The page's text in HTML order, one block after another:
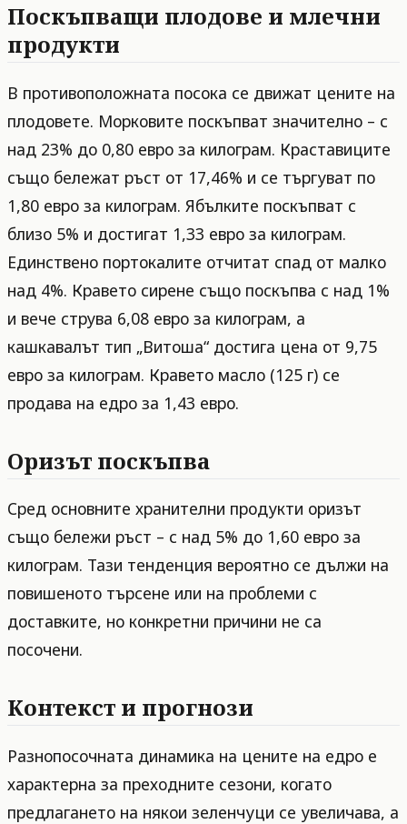
Поскъпващи плодове и млечни
продукти
В противоположната посока се движат цените на
плодовете. Морковите поскъпват значително – с
над 23% до 0,80 евро за килограм. Краставиците
също бележат ръст от 17,46% и се търгуват по
1,80 евро за килограм. Ябълките поскъпват с
близо 5% и достигат 1,33 евро за килограм.
Единствено портокалите отчитат спад от малко
над 4%. Кравето сирене също поскъпва с над 1%
и вече струва 6,08 евро за килограм, а
кашкавалът тип „Витоша“ достига цена от 9,75
евро за килограм. Кравето масло (125 г) се
продава на едро за 1,43 евро.
Оризът поскъпва
Сред основните хранителни продукти оризът
също бележи ръст – с над 5% до 1,60 евро за
килограм. Тази тенденция вероятно се дължи на
повишеното търсене или на проблеми с
доставките, но конкретни причини не са
посочени.
Контекст и прогнози
Разнопосочната динамика на цените на едро е
характерна за преходните сезони, когато
предлагането на някои зеленчуци се увеличава, а